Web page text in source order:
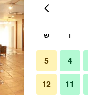
ו ש
4
5
11
12